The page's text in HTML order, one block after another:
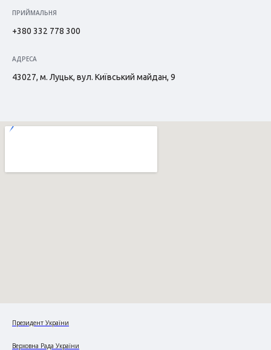
ПРИЙМАЛЬНЯ
+380 332 778 300
АДРЕСА
43027, м. Луцьк, вул. Київський майдан, 9
Президент України
Верховна Рада України